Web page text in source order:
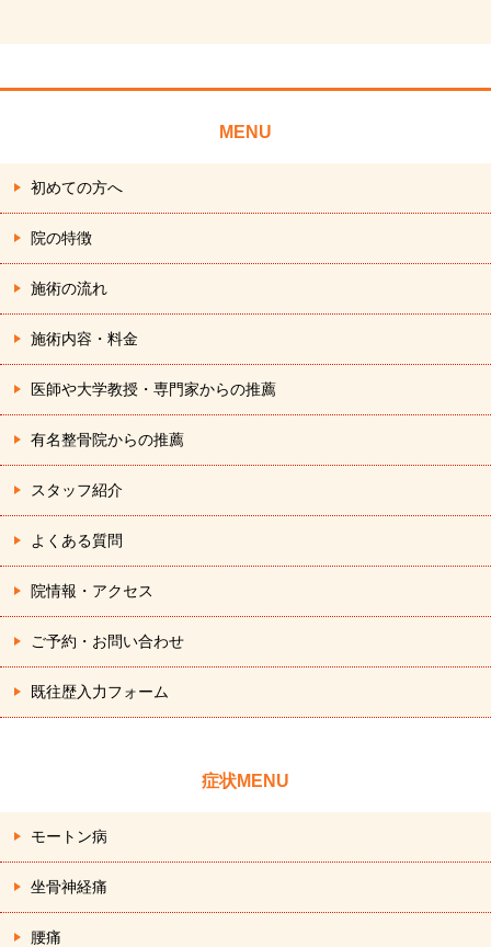
MENU
初めての方へ
院の特徴
施術の流れ
施術内容・料金
医師や大学教授・専門家からの推薦
有名整骨院からの推薦
スタッフ紹介
よくある質問
院情報・アクセス
ご予約・お問い合わせ
既往歴入力フォーム
症状MENU
モートン病
坐骨神経痛
腰痛